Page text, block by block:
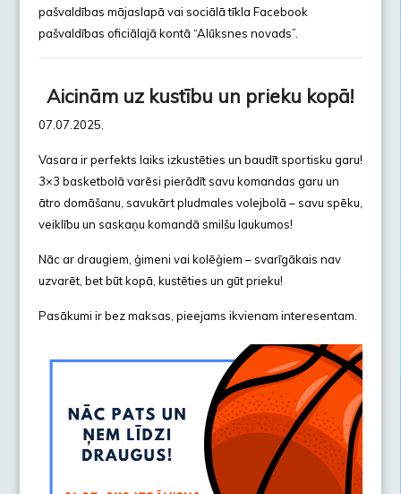
pašvaldības mājaslapā vai sociālā tīkla Facebook
pašvaldības oficiālajā kontā “Alūksnes novads”.
Aicinām uz kustību un prieku kopā!
07.07.2025.
Vasara ir perfekts laiks izkustēties un baudīt sportisku garu!
3×3 basketbolā varēsi pierādīt savu komandas garu un
ātro domāšanu, savukārt pludmales volejbolā – savu spēku,
veiklību un saskaņu komandā smilšu laukumos!
Nāc ar draugiem, ģimeni vai kolēģiem – svarīgākais nav
uzvarēt, bet būt kopā, kustēties un gūt prieku!
Pasākumi ir bez maksas, pieejams ikvienam interesentam.